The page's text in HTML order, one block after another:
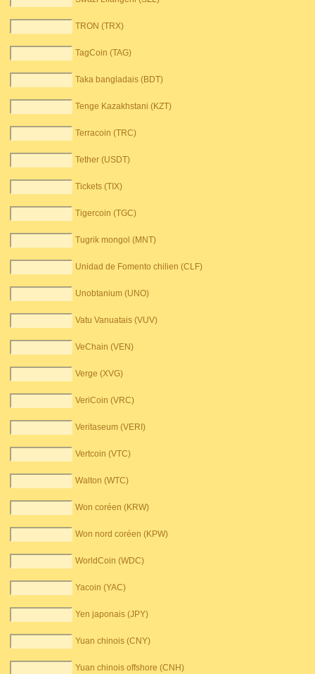
TRON (TRX)
TagCoin (TAG)
Taka bangladais (BDT)
Tenge Kazakhstani (KZT)
Terracoin (TRC)
Tether (USDT)
Tickets (TIX)
Tigercoin (TGC)
Tugrik mongol (MNT)
Unidad de Fomento chilien (CLF)
Unobtanium (UNO)
Vatu Vanuatais (VUV)
VeChain (VEN)
Verge (XVG)
VeriCoin (VRC)
Veritaseum (VERI)
Vertcoin (VTC)
Walton (WTC)
Won coréen (KRW)
Won nord coréen (KPW)
WorldCoin (WDC)
Yacoin (YAC)
Yen japonais (JPY)
Yuan chinois (CNY)
Yuan chinois offshore (CNH)